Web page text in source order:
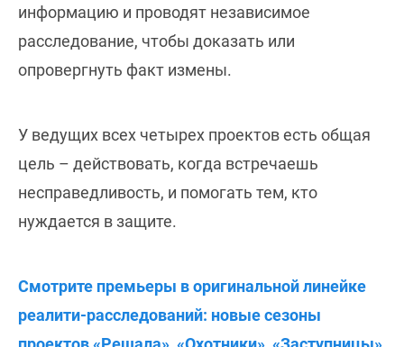
информацию и проводят независимое
расследование, чтобы доказать или
опровергнуть факт измены.
У ведущих всех четырех проектов есть общая
цель – действовать, когда встречаешь
несправедливость, и помогать тем, кто
нуждается в защите.
Смотрите премьеры в оригинальной линейке
реалити-расследований: новые сезоны